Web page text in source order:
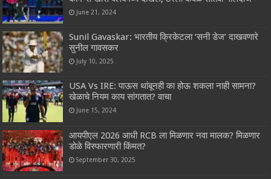
June 21, 2024
Sunil Gavaskar: भारतीय क्रिकेटला ‘सनी डेज’ दाखवणारे
सुनील गावसकर
July 10, 2025
USA Vs IRE: पाऊस थांबूनही का होऊ शकला नाही सामना?
खेळाचे नियम काय सांगतात? वाचा
June 15, 2024
आयपीएल 2026 आधी RCB ला मिळणार नवा मालक? मिळणार
डोळे विस्फारणारी किंमत?
September 30, 2025